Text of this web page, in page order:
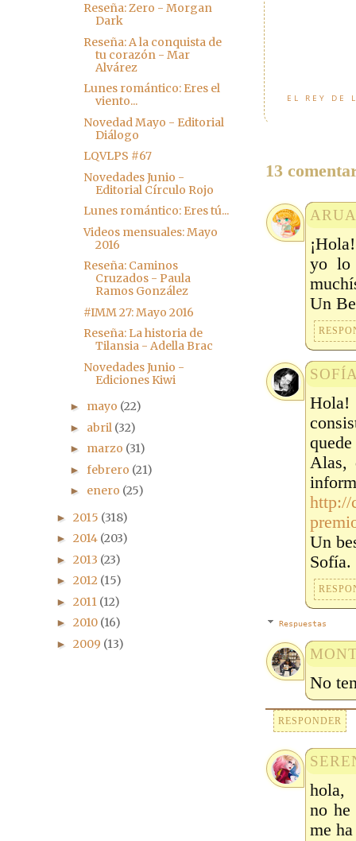
EL REY DE
13
¡Hola!
yo lo
Un
Hola!
Alas,
http://
Un
Sofía.
Respuestas
No
RESPONDER
hola,
no
me
Reseña: Zero - Morgan
Dark
Reseña: A la conquista de
tu corazón - Mar
Alvárez
Lunes romántico: Eres el
viento...
Novedad Mayo - Editorial
Diálogo
LQVLPS #67
Novedades Junio -
Editorial Círculo Rojo
Lunes romántico: Eres tú...
Videos mensuales: Mayo
2016
Reseña: Caminos
Cruzados - Paula
Ramos González
#IMM 27: Mayo 2016
Reseña: La historia de
Tilansia - Adella Brac
Novedades Junio -
Ediciones Kiwi
► mayo (22)
► abril (32)
► marzo (31)
► febrero (21)
► enero (25)
► 2015 (318)
► 2014 (203)
► 2013 (23)
► 2012 (15)
► 2011 (12)
► 2010 (16)
► 2009 (13)